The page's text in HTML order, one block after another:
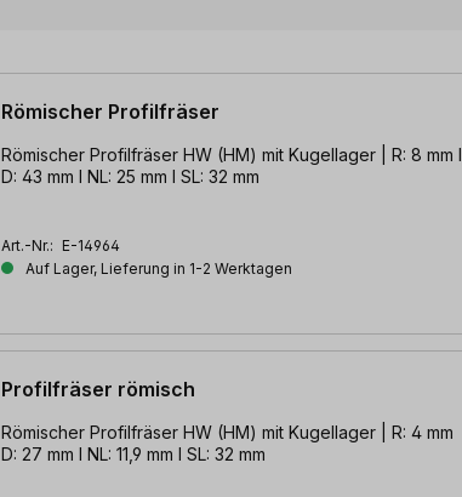
Römischer Profilfräser
Römischer Profilfräser HW (HM) mit Kugellager | R: 8 mm l
D: 43 mm l NL: 25 mm l SL: 32 mm
Art.-Nr.: E-14964
Auf Lager, Lieferung in 1-2 Werktagen
Profilfräser römisch
Römischer Profilfräser HW (HM) mit Kugellager | R: 4 mm
D: 27 mm l NL: 11,9 mm l SL: 32 mm